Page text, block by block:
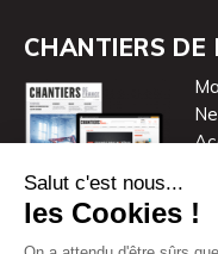
CHANTIERS DE